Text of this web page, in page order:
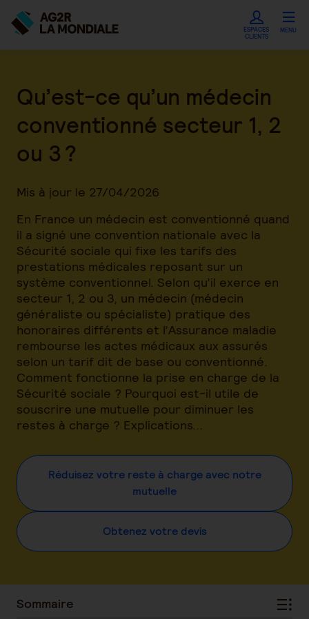
ESPACES
CLIENTS
MENU
Qu’est-ce qu’un médecin
conventionné secteur 1, 2
ou 3 ?
Mis à jour le 27/04/2026
En France un médecin est conventionné quand
il a signé une convention nationale avec la
Sécurité sociale qui fixe les tarifs des
prestations médicales reposant sur un
système conventionnel. Selon qu’il exerce en
secteur 1, 2 ou 3, un médecin (médecin
généraliste ou spécialiste) pratique des
honoraires différents et l’Assurance maladie
rembourse les actes médicaux aux assurés
selon un tarif dit de base ou conventionné.
Comment fonctionne la prise en charge de la
Sécurité sociale ? Pourquoi est-il utile de
souscrire une mutuelle pour diminuer les
restes à charge ? Explications...
Réduisez votre reste à charge avec notre
mutuelle
Obtenez votre devis
Sommaire